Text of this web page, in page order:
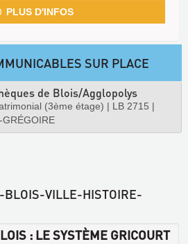
PLUS D'INFOS
SUR PLACE
de Blois/Agglopolys
(3ème étage) | LB 2715 |
GRÉGOIRE
BLOIS-VILLE-HISTOIRE-
: LE SYSTÈME GRICOURT